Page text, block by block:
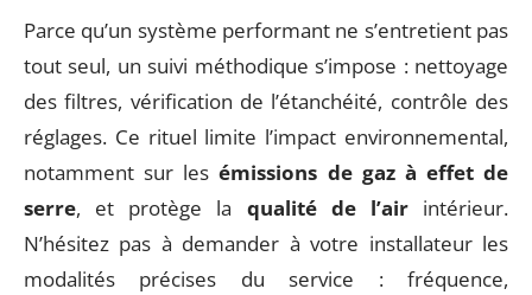
Parce qu’un système performant ne s’entretient pas
tout seul, un suivi méthodique s’impose : nettoyage
des filtres, vérification de l’étanchéité, contrôle des
réglages. Ce rituel limite l’impact environnemental,
notamment sur lesémissions de gaz à effet de
serre, et protège la qualité de l’airintérieur.
N’hésitez pas à demander à votre installateur les
modalités précises du service : fréquence,